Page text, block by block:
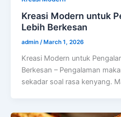
Kreasi Modern untuk
Lebih Berkesan
admin/ March 1, 2026
Kreasi Modern untuk
Berkesan – Pengalaman
sekadar soal rasa kenyang.